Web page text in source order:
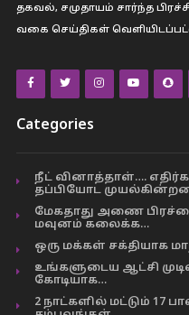
தகவல், சமுதாயம் சார்ந்த
வகை செய்திகள்
Categories
நீட் வினாத்தாள்….
தப்பியோட
மேகதாது அணை
மவுனம் கலைக்க…
ஒரு மக்கள் சக்தியாக
உங்களுடைய ஆட்சி
கோடியாக…
2 நாட்களில் மட்டும் 17